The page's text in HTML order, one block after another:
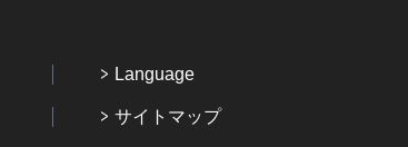
Language
サイトマップ